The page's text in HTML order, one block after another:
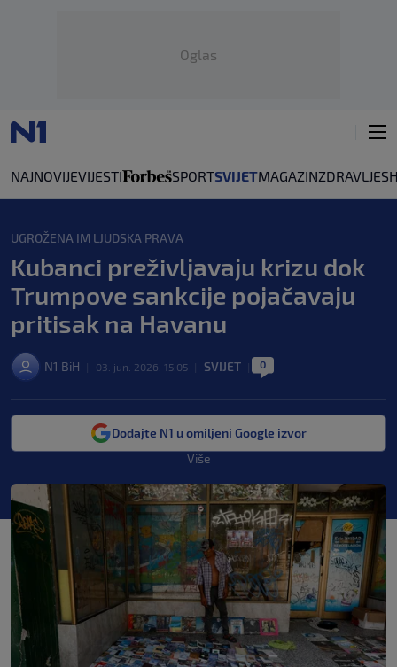
Oglas
NAJNOVIJEVIJESTI SPORTSVIJETMAGAZINZDRAVLJE
UGROŽENA IM LJUDSKA PRAVA
Kubanci preživljavaju krizu dok
Trumpove sankcije pojačavaju
pritisak na Havanu
N1 BiH 03. jun. 2026. 15:05 SVIJET 0
Dodajte N1 u omiljeni Google izvor
Više